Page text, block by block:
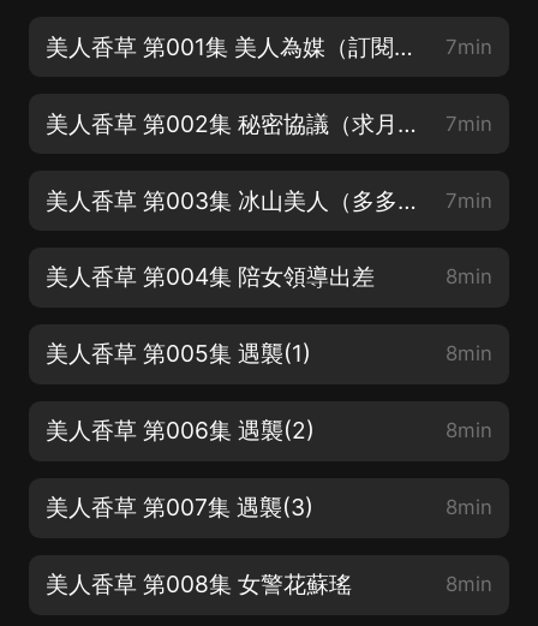
美人香草 第001集 美人為媒（訂閱收聽！） 7min
美人香草 第002集 秘密協議（求月票吖❤） 7min
美人香草 第003集 冰山美人（多多支持喔） 7min
美人香草 第004集 陪女領導出差 8min
美人香草 第005集 遇襲(1) 8min
美人香草 第006集 遇襲(2) 8min
美人香草 第007集 遇襲(3) 8min
美人香草 第008集 女警花蘇瑤 8min